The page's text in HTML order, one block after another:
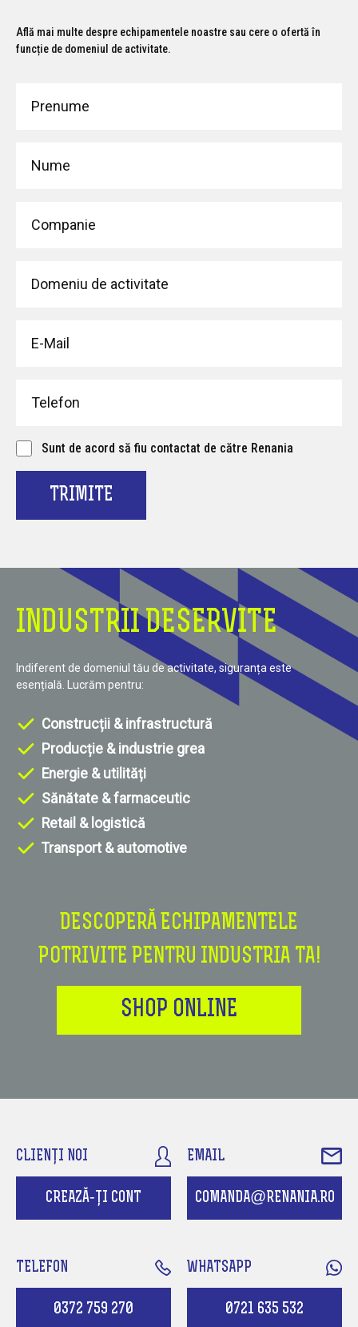
Află mai multe despre echipamentele noastre sau cere o ofertă în
funcție de domeniul de activitate.
Sunt de acord să fiu contactat de către Renania
TRIMITE
INDUSTRII DESERVITE
Indiferent de domeniul tău de activitate, siguranța este
esențială. Lucrăm pentru:
Construcții & infrastructură
Producție & industrie grea
Energie & utilități
Sănătate & farmaceutic
Retail & logistică
Transport & automotive
DESCOPERĂ ECHIPAMENTELE
POTRIVITE PENTRU INDUSTRIA TA!
SHOP ONLINE
CLIENȚI NOI
CREAZĂ-ȚI CONT
EMAIL
COMANDA@RENANIA.RO
TELEFON
0372 759 270
WHATSAPP
0721 635 532